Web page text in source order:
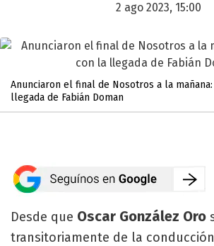
2 ago 2023, 15:00
Anunciaron el final de Nosotros a la
llegada de Fabián Doman
Desde que Oscar González Oro
transitoriamente de la